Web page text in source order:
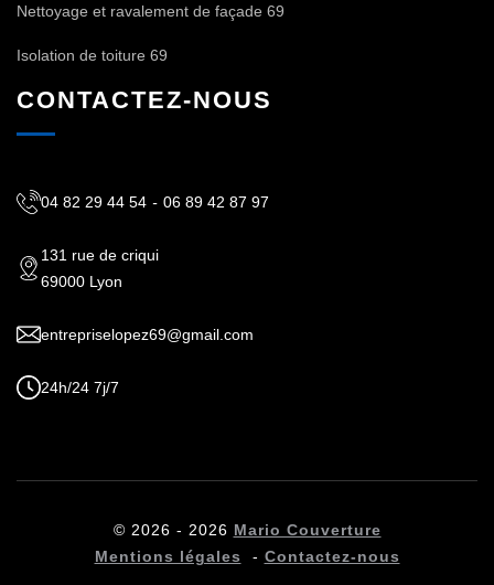
Nettoyage et ravalement de façade 69
Isolation de toiture 69
CONTACTEZ-NOUS
04 82 29 44 54 - 06 89 42 87 97
131 rue de criqui
69000 Lyon
entrepriselopez69@gmail.com
24h/24 7j/7
© 2026 - 2026 Mario Couverture
Mentions légales - Contactez-nous